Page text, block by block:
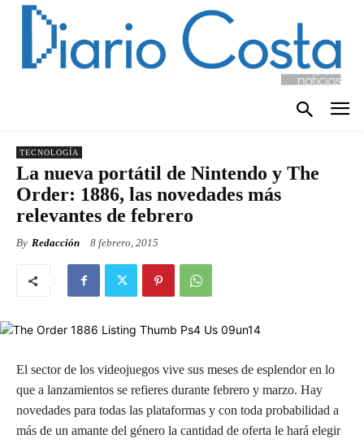
TECNOLOGÍA
La nueva portátil de Nintendo y The
Order: 1886, las novedades más
relevantes de febrero
By Redacción 8 febrero, 2015
El sector de los videojuegos vive sus meses de esplendor en lo
que a lanzamientos se refieres durante febrero y marzo. Hay
novedades para todas las plataformas y con toda probabilidad a
más de un amante del género la cantidad de oferta le hará elegir